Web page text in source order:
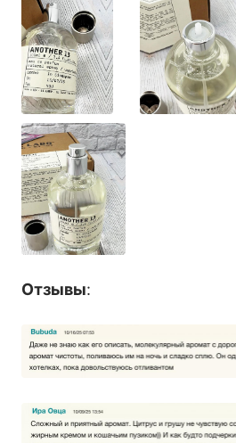
Отзывы: